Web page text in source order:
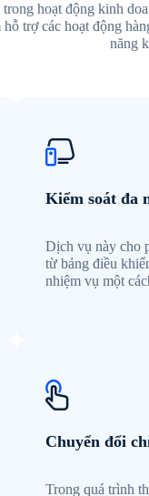
hoạt động kinh
trợ các hoạt động
năng
Kiểm soát đa
Dịch vụ này cho
từ bảng điều
nhiệm vụ một
Chuyển đổi
Trong quá trình